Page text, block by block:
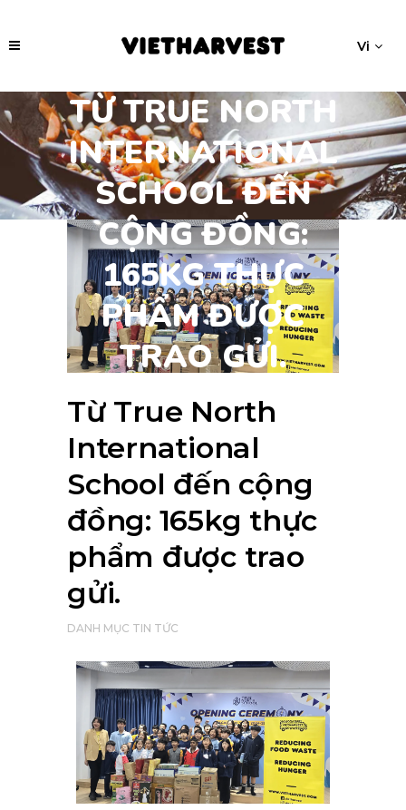
Vi
TỪ TRUE NORTH
INTERNATIONAL
SCHOOL ĐẾN
CỘNG ĐỒNG:
165KG THỰC
PHẨM ĐƯỢC
TRAO GỬI.
Từ True North
International
School đến cộng
đồng: 165kg thực
phẩm được trao
gửi.
DANH MỤC TIN TỨC